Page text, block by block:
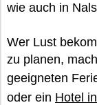
wie auch in
Wer Lust
zu planen,
geeigneten
oder ein Hotel